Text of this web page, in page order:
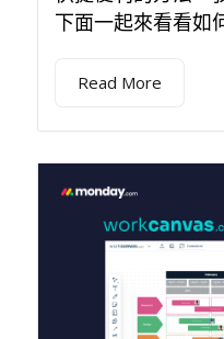
下面一起來看看如
Read More